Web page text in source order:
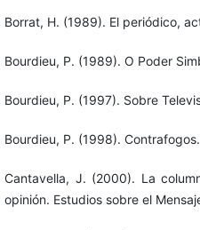
Borrat, H. (1989). El periódico,
Bourdieu, P. (1989). O Poder
Bourdieu, P. (1997). Sobre
Bourdieu, P. (1998).
Cantavella, J. (2000). La
opinión. Estudios sobre el